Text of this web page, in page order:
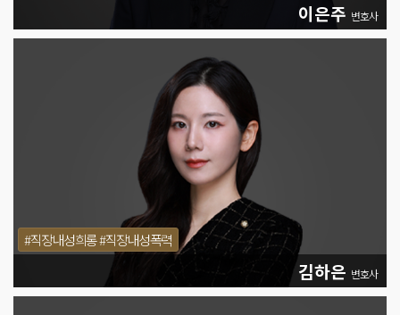
이은주 변호사
#직장내성희롱 #직장내성폭력
김하은 변호사